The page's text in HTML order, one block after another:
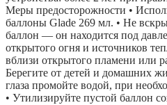
Меры предосторожности •
баллоны Glade 269 мл. • Не
баллон — он находится под
открытого огня и источников
вблизи открытого пламени или
Берегите от детей и домашних
глаза промойте водой, при
• Утилизируйте пустой баллон